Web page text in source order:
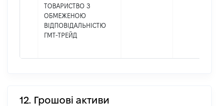
ТОВАРИСТВО З
ОБМЕЖЕНОЮ
ВІДПОВІДАЛЬНІСТЮ
ГМТ-ТРЕЙД
12. Грошові активи